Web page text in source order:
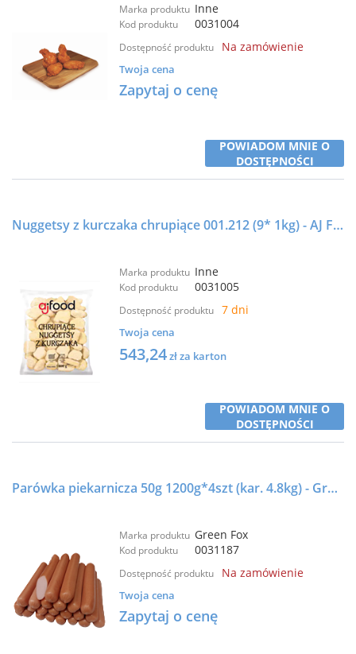
Marka produktu Inne
Kod produktu 0031004
Dostępność produktu Na zamówienie
Twoja cena
Zapytaj o cenę
POWIADOM MNIE O
DOSTĘPNOŚCI
Nuggetsy z kurczaka chrupiące 001.212 (9* 1kg) - AJ Food
Marka produktu Inne
Kod produktu 0031005
Dostępność produktu 7 dni
Twoja cena
543,24zł za karton
POWIADOM MNIE O
DOSTĘPNOŚCI
Parówka piekarnicza 50g 1200g*4szt (kar. 4.8kg) - Green Fox
Marka produktu Green Fox
Kod produktu 0031187
Dostępność produktu Na zamówienie
Twoja cena
Zapytaj o cenę